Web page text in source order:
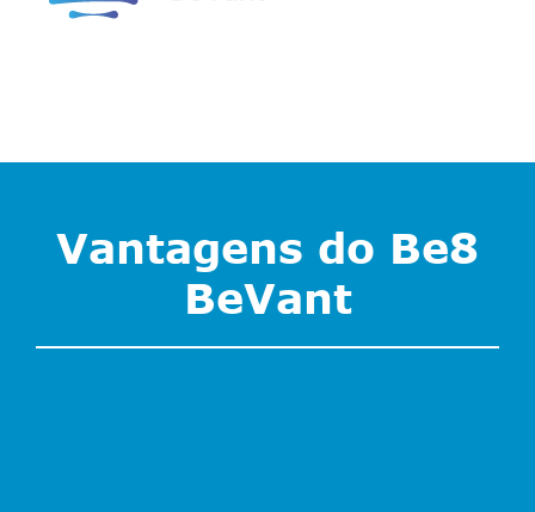
Vantagens do Be8
BeVant